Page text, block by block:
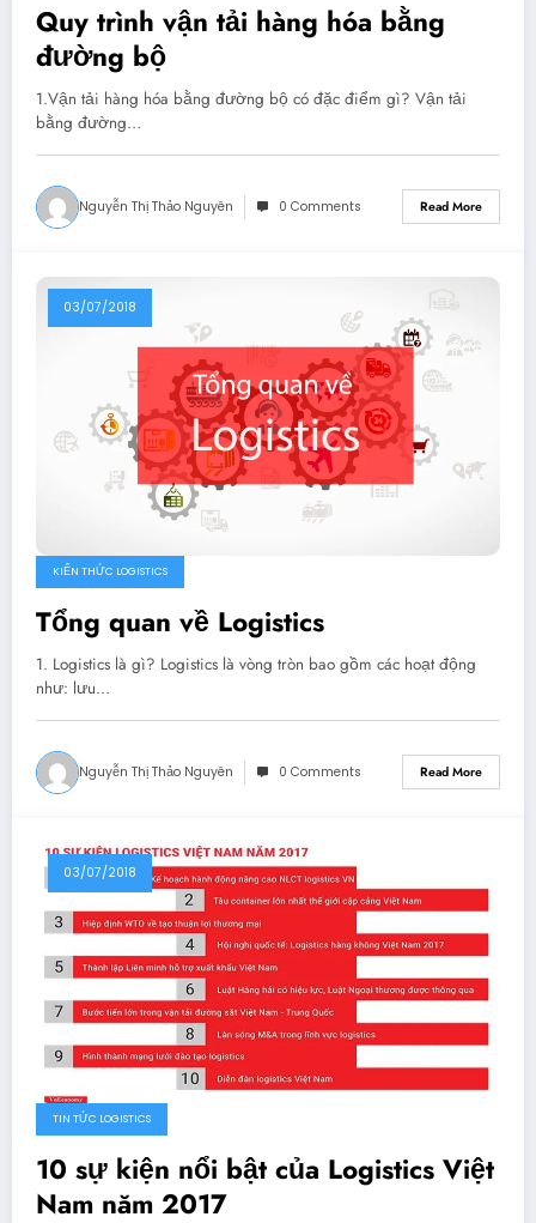
Quy trình vận tải hàng hóa bằng
đường bộ
1.Vận tải hàng hóa bằng đường bộ có đặc điểm gì? Vận tải
bằng đường…
Nguyễn Thị Thảo Nguyên 0 Comments Read More
03/07/2018
KIẾN THỨC LOGISTICS
Tổng quan về Logistics
1. Logistics là gì? Logistics là vòng tròn bao gồm các hoạt động
như: lưu…
Nguyễn Thị Thảo Nguyên 0 Comments Read More
03/07/2018
TIN TỨC LOGISTICS
10 sự kiện nổi bật của Logistics Việt
Nam năm 2017